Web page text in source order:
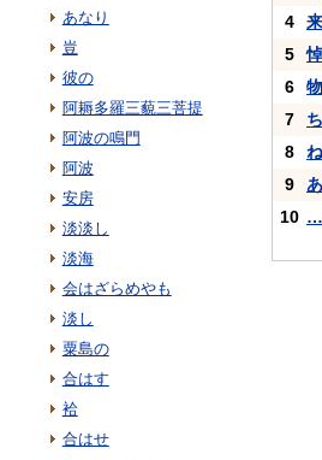
あなり
豈
彼の
阿耨多羅三藐三菩提
阿波の鳴門
阿波
安房
淡淡し
淡海
会はざらめやも
淡し
粟島の
合はす
袷
合はせ
4
5
6
7
8
9
10 …